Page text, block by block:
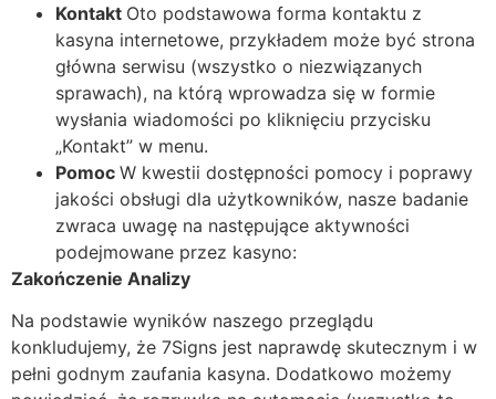
Kontakt Oto podstawowa forma kontaktu z
kasyna internetowe, przykładem może być strona
główna serwisu (wszystko o niezwiązanych
sprawach), na którą wprowadza się w formie
wysłania wiadomości po kliknięciu przycisku
„Kontakt” w menu.
Pomoc W kwestii dostępności pomocy i poprawy
jakości obsługi dla użytkowników, nasze badanie
zwraca uwagę na następujące aktywności
podejmowane przez kasyno:
Zakończenie Analizy
Na podstawie wyników naszego przeglądu
konkludujemy, że 7Signs jest naprawdę skutecznym i w
pełni godnym zaufania kasyna. Dodatkowo możemy